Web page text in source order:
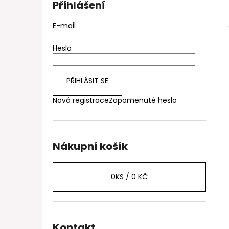
Přihlášení
E-mail
Heslo
PŘIHLÁSIT SE
Nová registraceZapomenuté heslo
Nákupní košík
0KS / 0 KČ